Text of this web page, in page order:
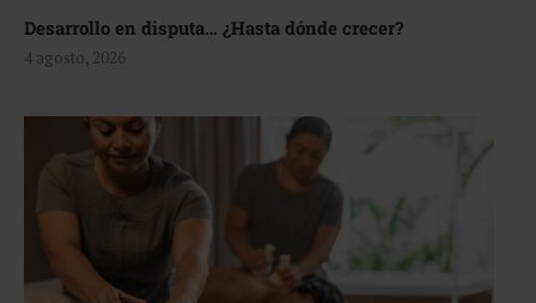
Desarrollo en disputa… ¿Hasta dónde crecer?
4 agosto, 2026